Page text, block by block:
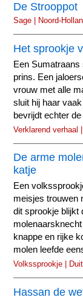
De Strooppot
Sage | Noord-
Het sprookje
Een
prins. Een
vrouw met alle
sluit hij haar
bevrijdt echter
Verklarend verhaal
De arme
katje
Een
meisjes trouwen
dit sprookje blijkt
knappe en rijke
molen leefde
Volkssprookje |
Hassan de